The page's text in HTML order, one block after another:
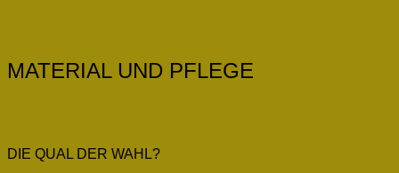
MATERIAL UND PFLEGE
DIE QUAL DER WAHL?